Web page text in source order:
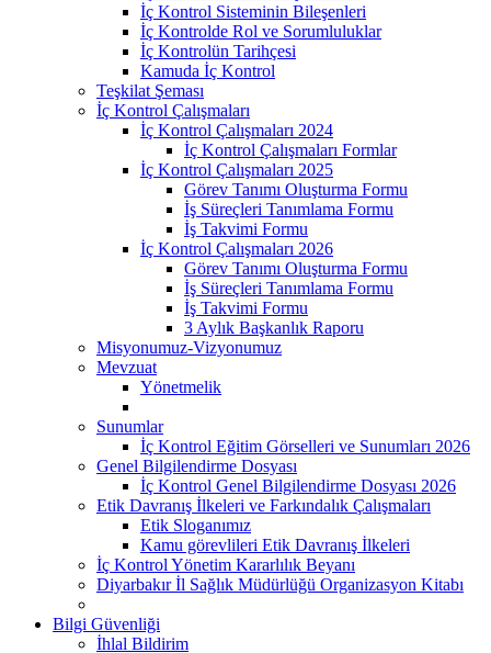
İç Kontrol Sisteminin Bileşenleri
İç Kontrolde Rol ve Sorumluluklar
İç Kontrolün Tarihçesi
Kamuda İç Kontrol
Teşkilat Şeması
İç Kontrol Çalışmaları
İç Kontrol Çalışmaları 2024
İç Kontrol Çalışmaları Formlar
İç Kontrol Çalışmaları 2025
Görev Tanımı Oluşturma Formu
İş Süreçleri Tanımlama Formu
İş Takvimi Formu
İç Kontrol Çalışmaları 2026
Görev Tanımı Oluşturma Formu
İş Süreçleri Tanımlama Formu
İş Takvimi Formu
3 Aylık Başkanlık Raporu
Misyonumuz-Vizyonumuz
Mevzuat
Yönetmelik
Sunumlar
İç Kontrol Eğitim Görselleri ve Sunumları 2026
Genel Bilgilendirme Dosyası
İç Kontrol Genel Bilgilendirme Dosyası 2026
Etik Davranış İlkeleri ve Farkındalık Çalışmaları
Etik Sloganımız
Kamu görevlileri Etik Davranış İlkeleri
İç Kontrol Yönetim Kararlılık Beyanı
Diyarbakır İl Sağlık Müdürlüğü Organizasyon Kitabı
Bilgi Güvenliği
İhlal Bildirim